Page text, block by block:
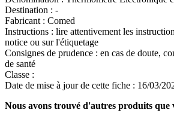
Destination : -
Fabricant : Comed
Instructions : lire attentivement les
notice ou sur l'étiquetage
Consignes de prudence : en cas de doute,
de santé
Classe :
Date de mise à jour de cette fiche : 16/03/
Nous avons trouvé d'autres produits que